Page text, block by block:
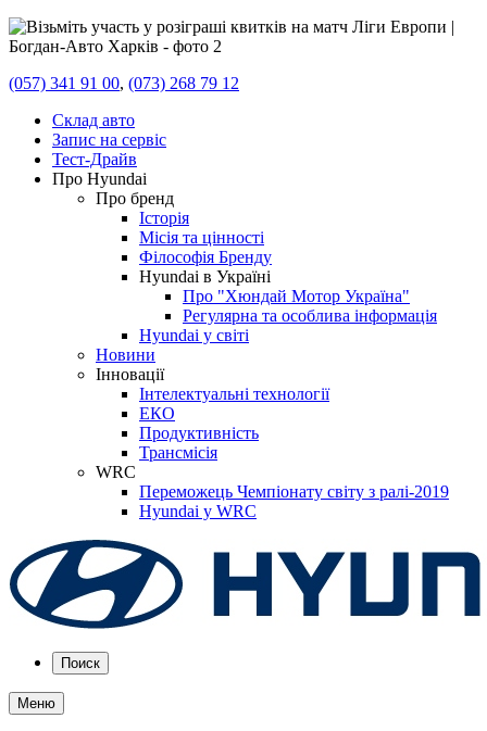
(057) 341 91 00, (073) 268 79 12
Склад авто
Запис на сервіс
Тест-Драйв
Про Hyundai
Про бренд
Історія
Місія та цінності
Філософія Бренду
Hyundai в Україні
Про "Хюндай Мотор Україна"
Регулярна та особлива інформація
Hyundai у світі
Новини
Інновації
Інтелектуальні технології
ЕКО
Продуктивність
Трансмісія
WRC
Переможець Чемпіонату світу з ралі-2019
Hyundai у WRC
Поиск
Меню